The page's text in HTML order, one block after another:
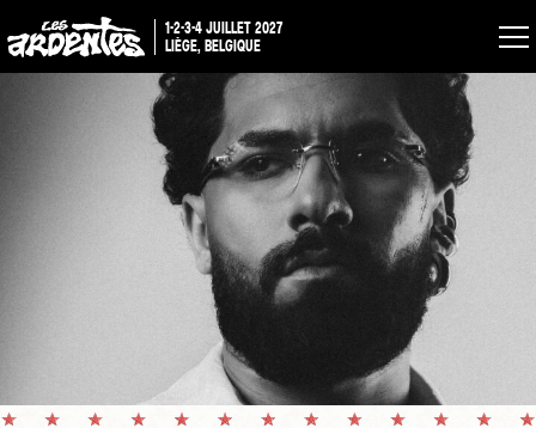
1-2-3-4 JUILLET 2027
LIÈGE, BELGIQUE